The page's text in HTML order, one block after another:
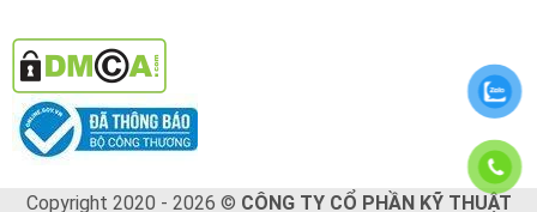
Copyright 2020 - 2026 © CÔNG TY CỔ PHẦN KỸ THUẬT